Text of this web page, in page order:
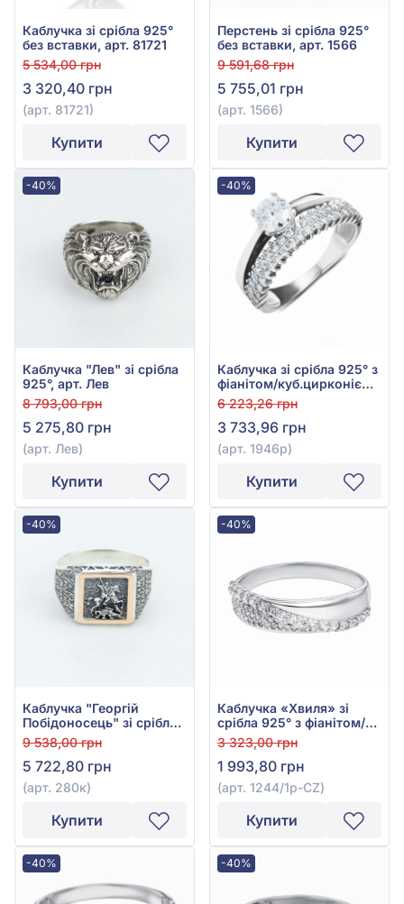
Каблучка зі срібла 925°
без вставки, арт. 81721
5 534,00 грн
3 320,40 грн
(арт. 81721)
Купити
Перстень зі срібла 925°
без вставки, арт. 1566
9 591,68 грн
5 755,01 грн
(арт. 1566)
Купити
-40%
Каблучка "Лев" зі срібла
925°, арт. Лев
8 793,00 грн
5 275,80 грн
(арт. Лев)
Купити
-40%
Каблучка зі срібла 925° з
фіанітом/куб.цирконієм,
арт. 1946р
6 223,26 грн
3 733,96 грн
(арт. 1946р)
Купити
-40%
Каблучка "Георгій
Побідоносець" зі срібла
925°/375° без вставки,
арт. 280к
9 538,00 грн
5 722,80 грн
(арт. 280к)
Купити
-40%
Каблучка «Хвиля» зі
срібла 925° з фіанітом/
куб.цирконієм, арт.
1244/1p-CZ
3 323,00 грн
1 993,80 грн
(арт. 1244/1p-CZ)
Купити
-40% -40%